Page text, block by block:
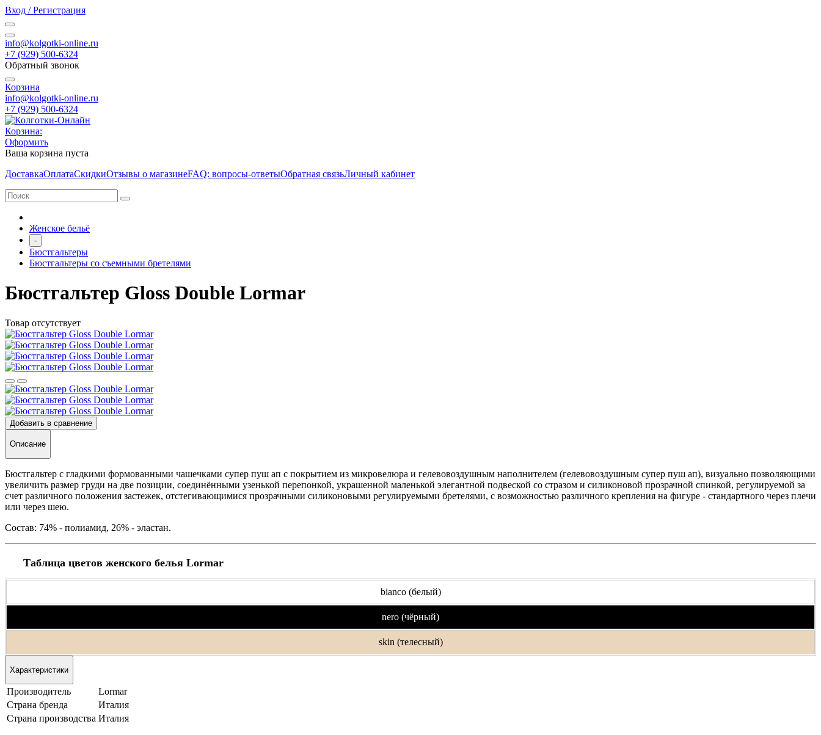
Вход / Регистрация
info@kolgotki-online.ru
+7 (929) 500-6324
Обратный звонок
Корзина
info@kolgotki-online.ru
+7 (929) 500-6324
Корзина:
Оформить
Ваша корзина пуста
ДоставкаОплатаСкидкиОтзывы о магазинеFAQ: вопросы-ответыОбратная связьЛичный кабинет
Женское бельё
-
Бюстгальтеры
Бюстгальтеры со съемными бретелями
Бюстгальтер Gloss Double Lormar
Товар отсутствует
Добавить в сравнение
Описание
Бюстгальтер с гладкими формованными чашечками супер пуш ап с покрытием из микровелюра и гелевовоздушным наполнителем (гелевовоздушным супер пуш ап), визуально позволяющими
увеличить размер груди на две позиции, соединёнными узенькой перепонкой, украшенной маленькой элегантной подвеской со стразом и силиконовой прозрачной спинкой, регулируемой за
счет различного положения застежек, отстегивающимися прозрачными силиконовыми регулируемыми бретелями, с возможностью различного крепления на фигуре - стандартного через плечи
или через шею.
Состав: 74% - полиамид, 26% - эластан.
Таблица цветов женского белья Lormar
bianco (белый)
nero (чёрный)
skin (телесный)
Характеристики
Производитель
Lormar
Страна бренда
Италия
Страна производства Италия